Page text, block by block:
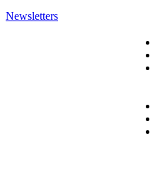
Newsletters